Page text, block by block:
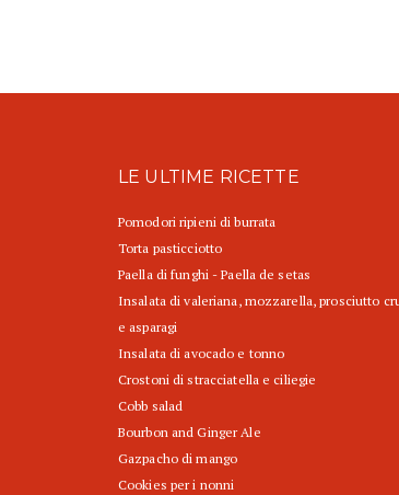
LE ULTIME RICETTE
Pomodori ripieni di burrata
Torta pasticciotto
Paella di funghi - Paella de setas
Insalata di valeriana, mozzarella, prosciutto
e asparagi
Insalata di avocado e tonno
Crostoni di stracciatella e ciliegie
Cobb salad
Bourbon and Ginger Ale
Gazpacho di mango
Cookies per i nonni